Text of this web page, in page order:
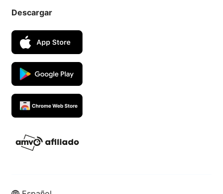
Descargar